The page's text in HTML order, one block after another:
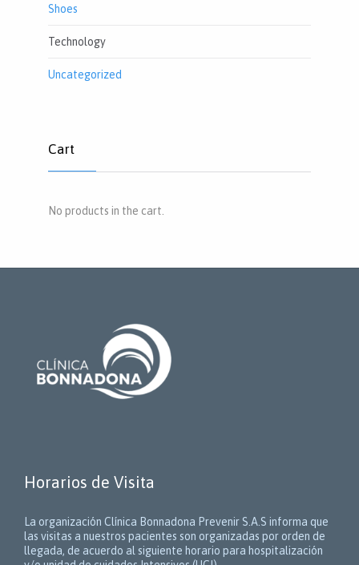
Shoes
Technology
Uncategorized
Cart
No products in the cart.
Horarios de Visita
La organización Clínica Bonnadona Prevenir S.A.S informa que
las visitas a nuestros pacientes son organizadas por orden de
llegada, de acuerdo al siguiente horario para hospitalización